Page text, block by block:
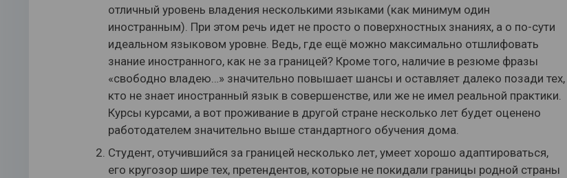
отличный уровень владения несколькими языками (как минимум один
иностранным). При этом речь идет не просто о поверхностных знаниях, а о по-сути
идеальном языковом уровне. Ведь, где ещё можно максимально отшлифовать
знание иностранного, как не за границей? Кроме того, наличие в резюме фразы
«свободно владею…» значительно повышает шансы и оставляет далеко позади тех,
кто не знает иностранный язык в совершенстве, или же не имел реальной практики.
Курсы курсами, а вот проживание в другой стране несколько лет будет оценено
работодателем значительно выше стандартного обучения дома.
Студент, отучившийся за границей несколько лет, умеет хорошо адаптироваться,
его кругозор шире тех, претендентов, которые не покидали границы родной страны